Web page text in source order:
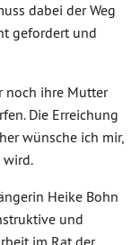
dabei der Weg
gefordert und
noch ihre Mutter
Die Erreichung
wünsche ich mir,
wird.
Heike Bohn
und
im Rat der